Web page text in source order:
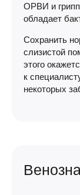
ОРВИ и
обладает
Сохранить
слизистой
этого
к
некоторых